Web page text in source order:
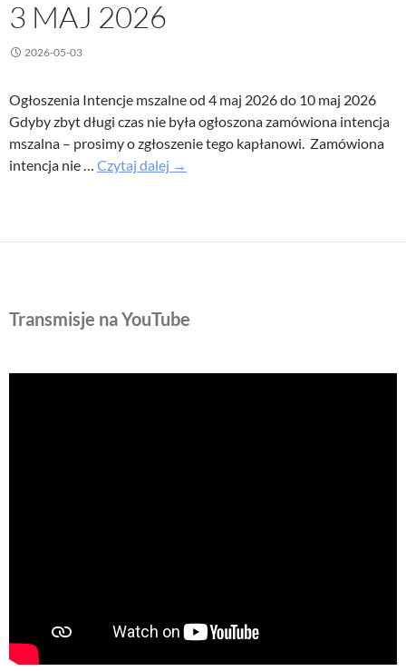
3 MAJ 2026
2026-05-03
Ogłoszenia Intencje mszalne od 4 maj 2026 do 10 maj 2026
Gdyby zbyt długi czas nie była ogłoszona zamówiona intencja
mszalna – prosimy o zgłoszenie tego kapłanowi. Zamówiona
intencja nie … Czytaj dalej V
maj
→
Transmisje na YouTube